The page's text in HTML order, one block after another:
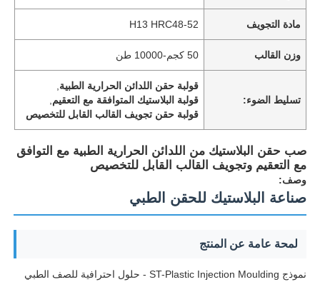
مادة التجويف H13 HRC48-52
وزن القالب 50 كجم-10000 طن
تسليط الضوء:
قولبة حقن اللدائن الحرارية الطبية
قولبة البلاستيك المتوافقة مع التعقيم
قولبة حقن تجويف القالب القابل للتخصيص
صب حقن البلاستيك من اللدائن الحرارية الطبية مع التوافق
مع التعقيم وتجويف القالب القابل للتخصيص
وصف:
صناعة البلاستيك للحقن الطبي
لمحة عامة عن المنتج
نموذج ST-Plastic Injection Moulding - حلول احترافية للصف الطبي